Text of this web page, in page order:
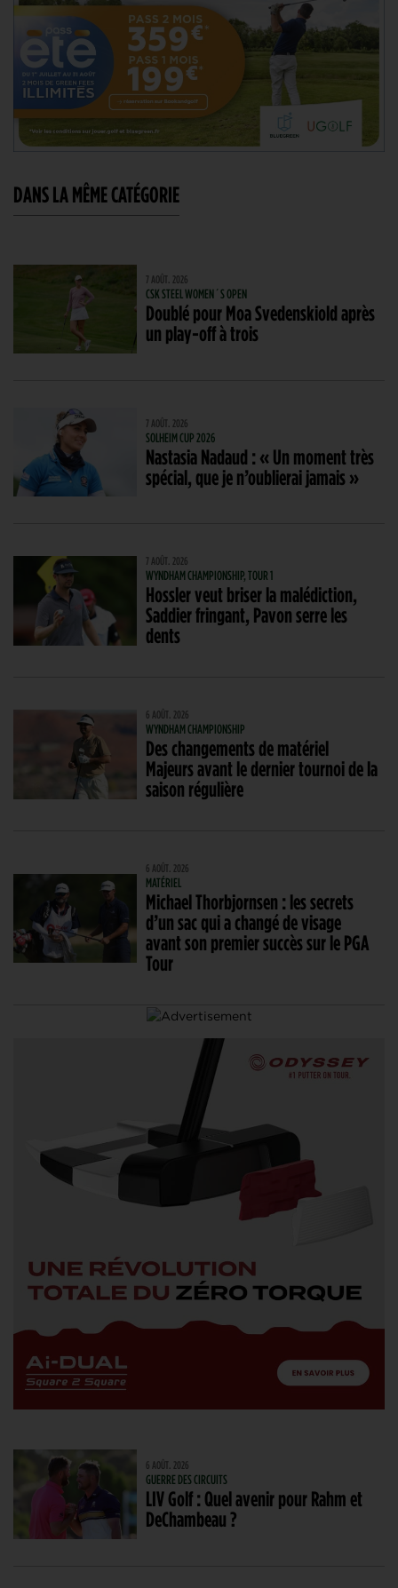
DANS LA MÊME CATÉGORIE
7 AOÛT. 2026
CSK STEEL WOMEN´S OPEN
Doublé pour Moa Svedenskiold après
un play-off à trois
7 AOÛT. 2026
SOLHEIM CUP 2026
Nastasia Nadaud : « Un moment très
spécial, que je n’oublierai jamais »
7 AOÛT. 2026
WYNDHAM CHAMPIONSHIP, TOUR 1
Hossler veut briser la malédiction,
Saddier fringant, Pavon serre les
dents
6 AOÛT. 2026
WYNDHAM CHAMPIONSHIP
Des changements de matériel
Majeurs avant le dernier tournoi de la
saison régulière
6 AOÛT. 2026
MATÉRIEL
Michael Thorbjornsen : les secrets
d’un sac qui a changé de visage
avant son premier succès sur le PGA
Tour
6 AOÛT. 2026
GUERRE DES CIRCUITS
LIV Golf : Quel avenir pour Rahm et
DeChambeau ?